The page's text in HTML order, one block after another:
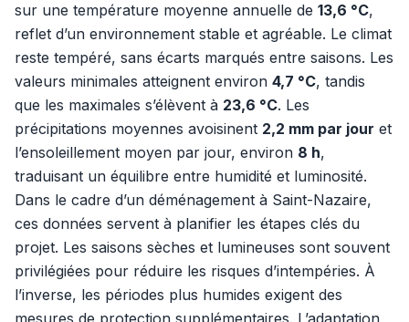
sur une température moyenne annuelle de 13,6 °C,
reflet d’un environnement stable et agréable. Le climat
reste tempéré, sans écarts marqués entre saisons. Les
valeurs minimales atteignent environ 4,7 °C, tandis
que les maximales s’élèvent à 23,6 °C. Les
précipitations moyennes avoisinent 2,2 mm par jour et
l’ensoleillement moyen par jour, environ 8 h,
traduisant un équilibre entre humidité et luminosité.
Dans le cadre d’un déménagement à Saint-Nazaire,
ces données servent à planifier les étapes clés du
projet. Les saisons sèches et lumineuses sont souvent
privilégiées pour réduire les risques d’intempéries. À
l’inverse, les périodes plus humides exigent des
mesures de protection supplémentaires. L’adaptation